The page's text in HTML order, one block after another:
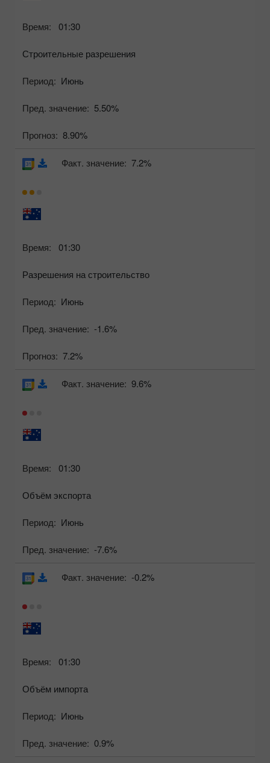
Время: 01:30
Строительные разрешения
Период: Июнь
Пред. значение: 5.50%
Прогноз: 8.90%
Время: 01:30
Разрешения на строительство
Период: Июнь
Пред. значение: -1.6%
Прогноз: 7.2%
Факт. значение: 7.2%
Время: 01:30
Объём экспорта
Период: Июнь
Пред. значение: -7.6%
Факт. значение: 9.6%
Время: 01:30
Объём импорта
Период: Июнь
Пред. значение: 0.9%
Факт. значение: -0.2%